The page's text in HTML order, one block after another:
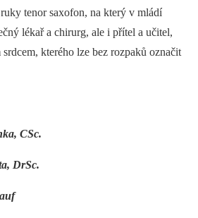
tenor saxofon, na který v mládí
lékař a chirurg, ale i přítel a učitel,
kterého lze bez rozpaků označit
CSc.
DrSc.